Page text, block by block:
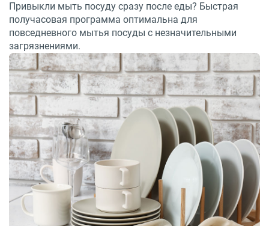
Привыкли мыть посуду сразу после еды? Быстрая
получасовая программа оптимальна для
повседневного мытья посуды с незначительными
загрязнениями.